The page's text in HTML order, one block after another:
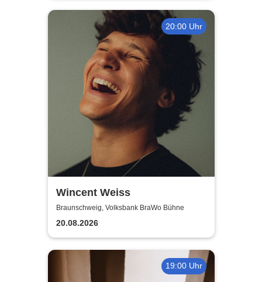
20:00 Uhr
Wincent Weiss
Braunschweig, Volksbank BraWo Bühne
20.08.2026
19:00 Uhr